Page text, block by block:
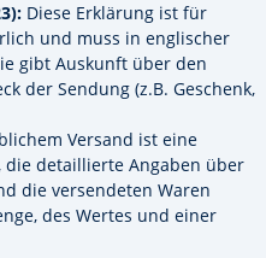
Diese Erklärung ist für
und muss in englischer
gibt Auskunft über den
der Sendung (z.B. Geschenk,
Versand ist eine
detaillierte Angaben über
die versendeten Waren
des Wertes und einer